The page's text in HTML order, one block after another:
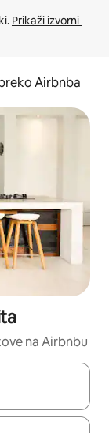
Prikaži izvorni
Airbnba
na Airbnbu